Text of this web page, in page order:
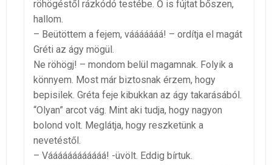
röhögéstől rázkódó testébe. Ő is fújtat bőszen,
hallom.
– Beütöttem a fejem, vááááááá! – ordítja el magát
Gréti az ágy mögül.
Ne röhögj! – mondom belül magamnak. Folyik a
könnyem. Most már biztosnak érzem, hogy
bepisilek. Gréta feje kibukkan az ágy takarásából.
“Olyan” arcot vág. Mint aki tudja, hogy nagyon
bolond volt. Meglátja, hogy reszketünk a
nevetéstől.
– Váááááááááááá! -üvölt. Eddig bírtuk.